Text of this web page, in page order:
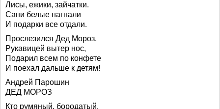
Лисы, ежики, зайчатки.
Сани белые нагнали
И подарки все отдали.
Прослезился Дед Мороз,
Рукавицей вытер нос,
Подарил всем по конфете
И поехал дальше к детям!
Андрей Парошин
ДЕД МОРОЗ
Кто румяный, бородатый,